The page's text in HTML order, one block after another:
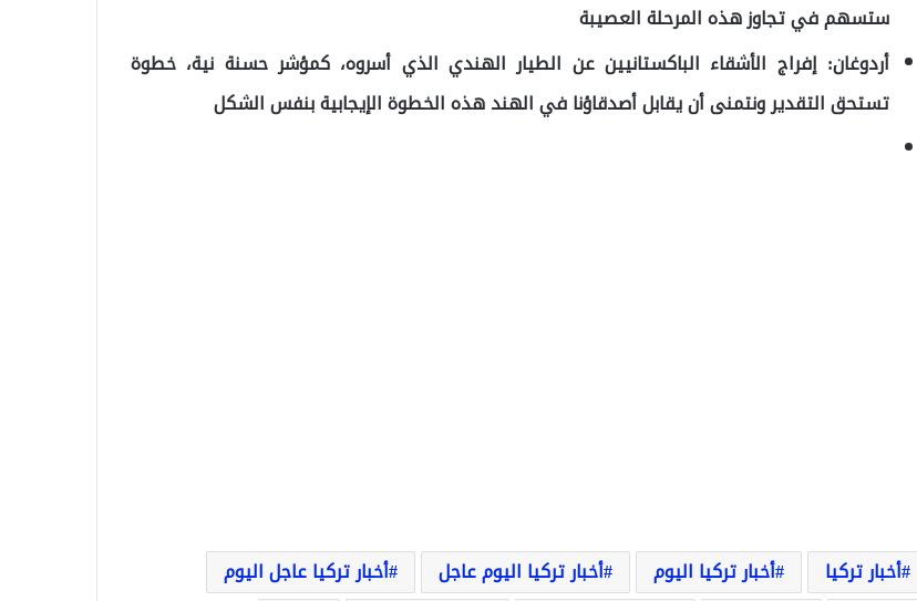
ستسهم في تجاوز هذه المرحلة العصيبة
أردوغان: إفراج الأشقاء الباكستانيين عن الطيار الهندي الذي أسروه، كمؤشر حسنة نية، خطوة
تستحق التقدير ونتمنى أن يقابل أصدقاؤنا فيالهندهذه الخطوة الإيجابية بنفس الشكل
أخبار تركيا أخبار تركيا اليوم أخبار تركيا اليوم عاجل
أخبار تركيا عاجل اليوم